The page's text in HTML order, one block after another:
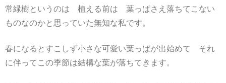
常緑樹というのは 植える前は 葉っぱさえ落ちてこない
ものなのかと思っていた無知な私です。
春になるとすこしず小さな可愛い葉っぱが出始めて それ
に伴ってこの季節は結構な葉が落ちてきます。